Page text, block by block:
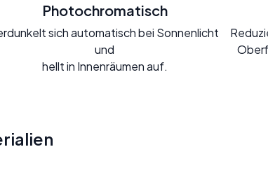
Photochromatisch
sich automatisch bei Sonnenlicht
und
hellt in Innenräumen auf.